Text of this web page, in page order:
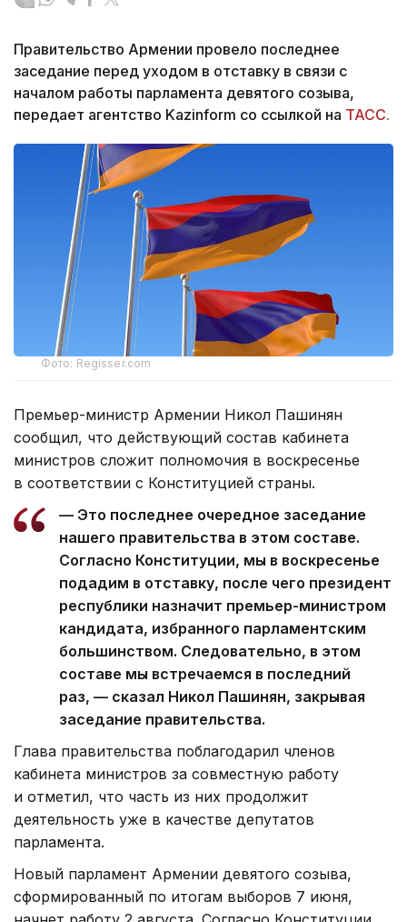
Правительство Армении провело последнее
заседание перед уходом в отставку в связи с
началом работы парламента девятого созыва,
передает агентство Kazinform со ссылкой на ТАСС.
Фото: Regisser.com
Премьер-министр Армении Никол Пашинян
сообщил, что действующий состав кабинета
министров сложит полномочия в воскресенье
в соответствии с Конституцией страны.
— Это последнее очередное заседание
нашего правительства в этом составе.
Согласно Конституции, мы в воскресенье
подадим в отставку, после чего президент
республики назначит премьер-министром
кандидата, избранного парламентским
большинством. Следовательно, в этом
составе мы встречаемся в последний
раз, — сказал Никол Пашинян, закрывая
заседание правительства.
Глава правительства поблагодарил членов
кабинета министров за совместную работу
и отметил, что часть из них продолжит
деятельность уже в качестве депутатов
парламента.
Новый парламент Армении девятого созыва,
сформированный по итогам выборов 7 июня,